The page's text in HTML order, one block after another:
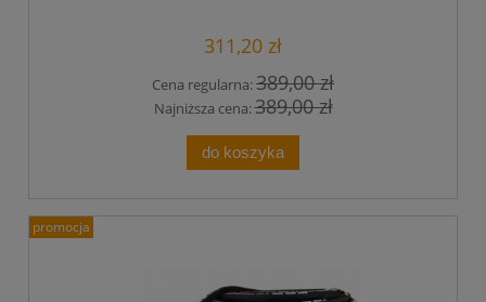
311,20 zł
Cena regularna:389,00 zł
Najniższa cena:389,00 zł
do koszyka
promocja